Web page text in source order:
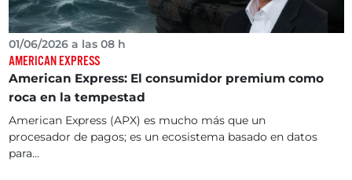
01/06/2026 a las 08 h
AMERICAN EXPRESS
American Express: El consumidor premium como
roca en la tempestad
American Express (APX) es mucho más que un
procesador de pagos; es un ecosistema basado en datos
para...